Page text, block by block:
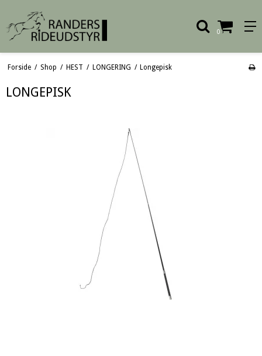
0
Forside / Shop / HEST / LONGERING / Longepisk
LONGEPISK